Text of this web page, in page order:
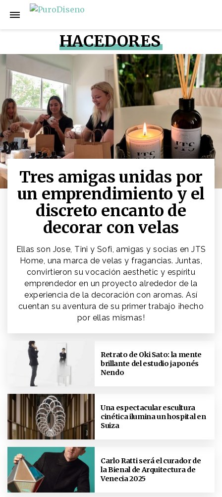
HACEDORES
Tres amigas unidas por
un emprendimiento y el
discreto encanto de
decorar con velas
Ellas son Jose, Tini y Sofi, amigas y socias en JTS
Home, una marca de velas y fragancias. Juntas,
convirtieron su vocación aesthetic y espíritu
emprendedor en un proyecto alrededor de la
experiencia de la decoración con aromas. Así
cuentan su aventura de su primer trabajo ¡hecho
por ellas mismas!
Retrato de Oki Sato: la mente
brillante del estudio japonés
Nendo
Una espectacular escultura
cinética ilumina un hospital en
Suiza
Carlo Ratti será el curador de
la Bienal de Arquitectura de
Venecia 2025